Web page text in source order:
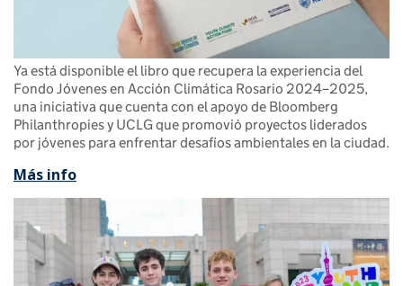
Ya está disponible el libro que recupera la experiencia del
Fondo Jóvenes en Acción Climática Rosario 2024–2025,
una iniciativa que cuenta con el apoyo de Bloomberg
Philanthropies y UCLG que promovió proyectos liderados
por jóvenes para enfrentar desafíos ambientales en la ciudad.
Más info